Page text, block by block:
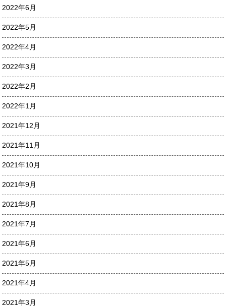
2022年6月
2022年5月
2022年4月
2022年3月
2022年2月
2022年1月
2021年12月
2021年11月
2021年10月
2021年9月
2021年8月
2021年7月
2021年6月
2021年5月
2021年4月
2021年3月